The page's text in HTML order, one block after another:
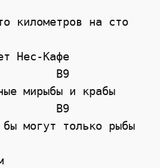
километров на сто
Нес-Кафе
B9
мирыбы и крабы
B9
могут только рыбы